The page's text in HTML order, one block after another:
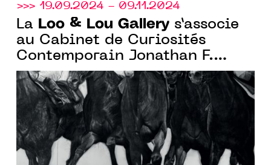
>>> 19.09.2024 - 09.11.2024
La Loo & Lou Gallery s’associe
au Cabinet de Curiosités
Contemporain Jonathan F.
Kugel (Bruxelles) autour de
l’artiste français Joël Person